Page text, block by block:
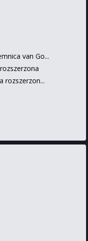
van Go...
rozszerzon...